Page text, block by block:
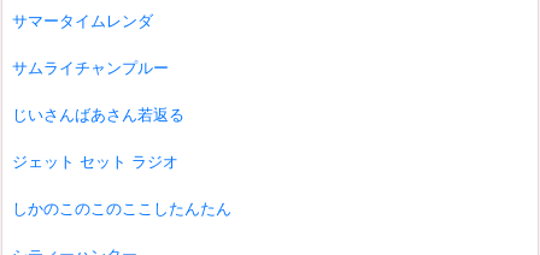
サマータイムレンダ
サムライチャンプルー
じいさんばあさん若返る
ジェット セット ラジオ
しかのこのこのここしたんたん